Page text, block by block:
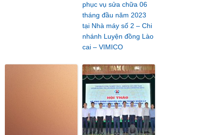
phục vụ sửa chữa 06
tháng đầu năm 2023
tại Nhà máy số 2 – Chi
nhánh Luyện đồng Lào
cai – VIMICO